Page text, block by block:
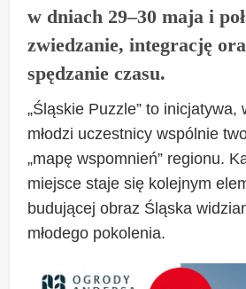
w dniach 29–30 maja i
zwiedzanie, integrację
spędzanie czasu.
„Śląskie Puzzle” to inicjatywa,
młodzi uczestnicy wspólnie
„mapę wspomnień” regionu.
miejsce staje się kolejnym
budującej obraz Śląska
młodego pokolenia.